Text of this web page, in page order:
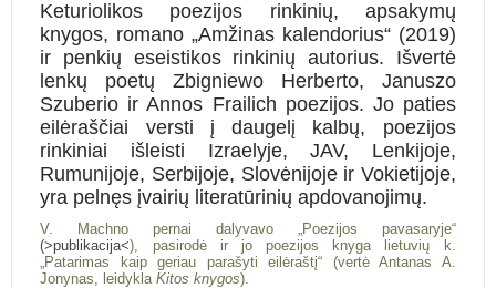
Keturiolikos poezijos rinkinių, apsakymų
knygos, romano „Amžinas kalendorius“ (2019)
ir penkių eseistikos rinkinių autorius. Išvertė
lenkų poetų Zbigniewo Herberto, Januszo
Szuberio ir Annos Frailich poezijos. Jo paties
eilėraščiai versti į daugelį kalbų, poezijos
rinkiniai išleisti Izraelyje, JAV, Lenkijoje,
Rumunijoje, Serbijoje, Slovėnijoje ir Vokietijoje,
yra pelnęs įvairių literatūrinių apdovanojimų.
V. Machno pernai dalyvavo „Poezijos pavasaryje“
(>publikacija<), pasirodė ir jo poezijos knyga lietuvių k.
„Patarimas kaip geriau parašyti eilėraštį“ (vertė Antanas A.
Jonynas, leidyklaKitos knygos).